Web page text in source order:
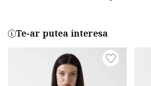
Te-ar putea interesa